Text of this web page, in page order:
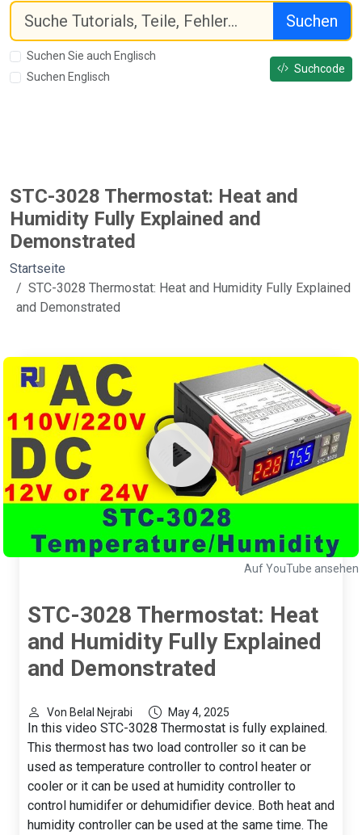
Suchen
Suchen Sie auch Englisch
Suchen Englisch
Suchcode
STC-3028 Thermostat: Heat and
Humidity Fully Explained and
Demonstrated
Startseite
STC-3028 Thermostat: Heat and Humidity Fully Explained
and Demonstrated
Auf YouTube ansehen
STC-3028 Thermostat: Heat
and Humidity Fully Explained
and Demonstrated
Von Belal Nejrabi May 4, 2025
In this video STC-3028 Thermostat is fully explained.
This thermost has two load controller so it can be
used as temperature controller to control heater or
cooler or it can be used at humidity controller to
control humidifer or dehumidifier device. Both heat and
humidity controller can be used at the same time. The